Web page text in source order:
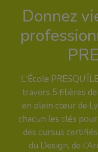
Donnez
L'École
travers 5 filières
en plein cœur de
chacun les clés
des cursus
du Design, de